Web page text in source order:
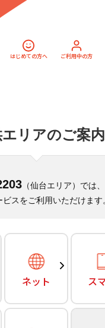
はじめての方へ ご利用中の方
リアのご案内
（仙台エリア）では、
ビスをご利用いただけます
ネット ス